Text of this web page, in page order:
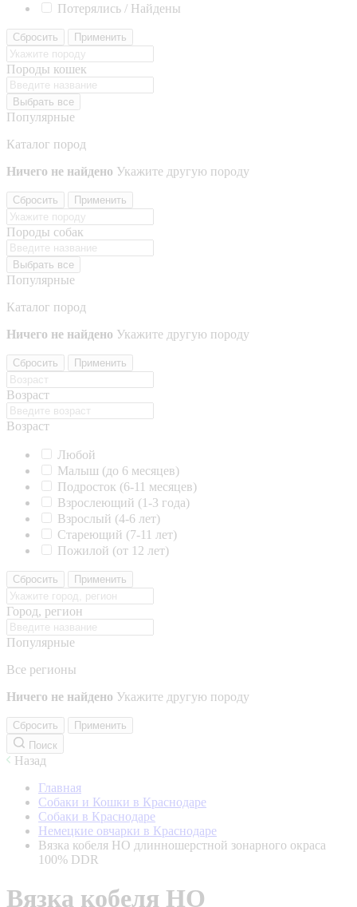
Потерялись / Найдены
Сбросить Применить
Породы кошек
Выбрать все
Популярные
Каталог пород
Ничего не найдено Укажите другую породу
Сбросить Применить
Породы собак
Выбрать все
Популярные
Каталог пород
Ничего не найдено Укажите другую породу
Сбросить Применить
Возраст
Возраст
Любой
Малыш (до 6 месяцев)
Подросток (6-11 месяцев)
Взрослеющий (1-3 года)
Взрослый (4-6 лет)
Стареющий (7-11 лет)
Пожилой (от 12 лет)
Сбросить Применить
Город, регион
Популярные
Все регионы
Ничего не найдено Укажите другую породу
Сбросить
Применить
Поиск
Назад
Главная
Собаки и Кошки в Краснодаре
Собаки в Краснодаре
Немецкие овчарки в Краснодаре
Вязка кобеля НО длинношерстной зонарного окраса
100% DDR
Вязка кобеля НО